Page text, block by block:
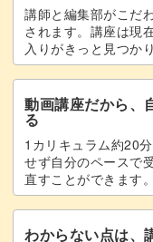
講師と編集部がこだ
されます。講座は現
入りがきっと見つか
動画講座だから、
る
1カリキュラム約20
せず自分のペースで
直すことができます。
わからない点は、